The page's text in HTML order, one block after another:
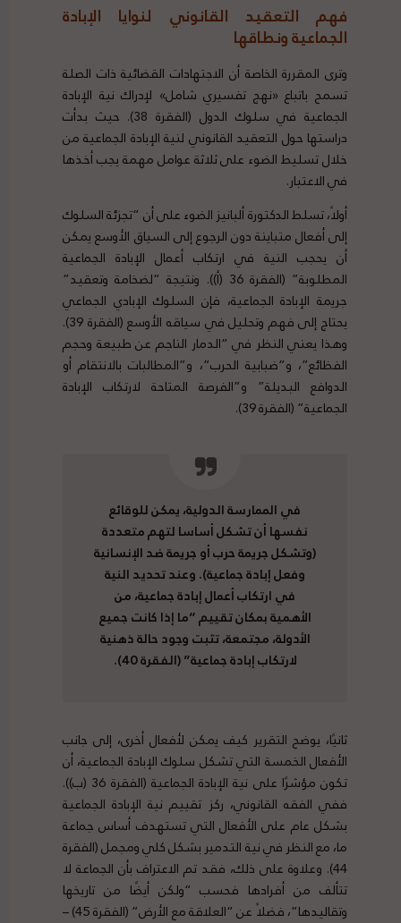
فهم التعقيد القانوني لنوايا الإبادة
الجماعية ونطاقها
وترى المقررة الخاصة أن الاجتهادات القضائية ذات الصلة
تسمح باتباع «نهج تفسيري شامل» لإدراك نية الإبادة
الجماعية في سلوك الدول (الفقرة 38). حيث بدأت
دراستها حول التعقيد القانوني لنية الإبادة الجماعية من
خلال تسليط الضوء على ثلاثة عوامل مهمة يجب أخذها
في الاعتبار.
أولاً، تسلط الدكتورة ألبانيز الضوء على أن “تجزئة السلوك
إلى أفعال متباينة دون الرجوع إلى السياق الأوسع يمكن
أن يحجب النية في ارتكاب أعمال الإبادة الجماعية
المطلوبة” (الفقرة 36 ​​(أ)). ونتيجة “لضخامة وتعقيد”
جريمة الإبادة الجماعية، فإن السلوك الإبادي الجماعي
يحتاج إلى فهم وتحليل في سياقه الأوسع (الفقرة 39).
وهذا يعني النظر في “الدمار الناجم عن طبيعة وحجم
الفظائع”، و”ضبابية الحرب”، و”المطالبات بالانتقام أو
الدوافع البديلة” و”الفرصة المتاحة لارتكاب الإبادة
الجماعية” (الفقرة 39).
في الممارسة الدولية، يمكن للوقائع
نفسها أن تشكل أساسا لتهم متعددة
(وتشكل جريمة حرب أو جريمة ضد الإنسانية
وفعل إبادة جماعية). وعند تحديد النية
في ارتكاب أعمال إبادة جماعية، من
الأهمية بمكان تقييم “ما إذا كانت جميع
الأدولة، مجتمعة، تثبت وجود حالة ذهنية
لارتكاب إبادة جماعية” (الفقرة 40).
ثانيًا، يوضح التقرير كيف يمكن لأفعال أخرى، إلى جانب
الأفعال الخمسة التي تشكل سلوك الإبادة الجماعية، أن
تكون مؤشرًا على نية الإبادة الجماعية (الفقرة 36 ​​(ب)).
ففي الفقه القانوني، ركز تقييم نية الإبادة الجماعية
بشكل عام على الأفعال التي تستهدف أساس جماعة
ما، مع النظر في نية التدمير بشكل كلي ومجمل (الفقرة
44). وعلاوة على ذلك، فقد تم الاعتراف بأن الجماعة لا
تتألف من أفرادها فحسب “ولكن أيضًا من تاريخها
وتقاليدها”، فضلاً عن “العلاقة مع الأرض” (الفقرة 45) –